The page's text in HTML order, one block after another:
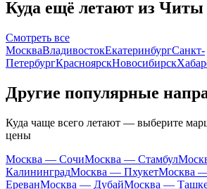
Куда ещё летают из Читы
Смотреть все
МоскваВладивостокЕкатеринбургСанкт-
ПетербургКрасноярскНовосибирск
Другие популярные
Куда чаще всего летают — выберите
цены
Москва — СочиМосква — Стамбул
КалининградМосква — ПхукетМосква
ЕреванМосква — ДубайМосква —